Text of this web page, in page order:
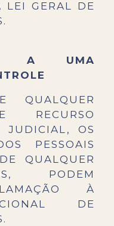
LEI GERAL DE
A UMA
QUALQUER
JUDICIAL, OS
PESSOAIS
QUALQUER
PODEM
À
DE